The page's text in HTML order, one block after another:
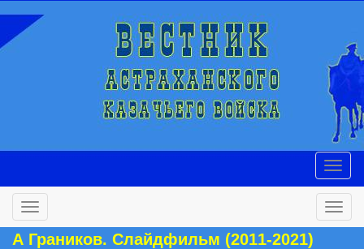
А Граников. Слайдфильм (2011-2021)